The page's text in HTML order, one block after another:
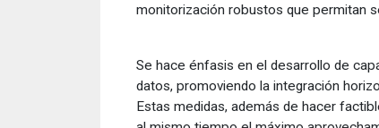
monitorización robustos que permitan
Se hace énfasis en el desarrollo de
datos, promoviendo la integración
Estas medidas, además de hacer